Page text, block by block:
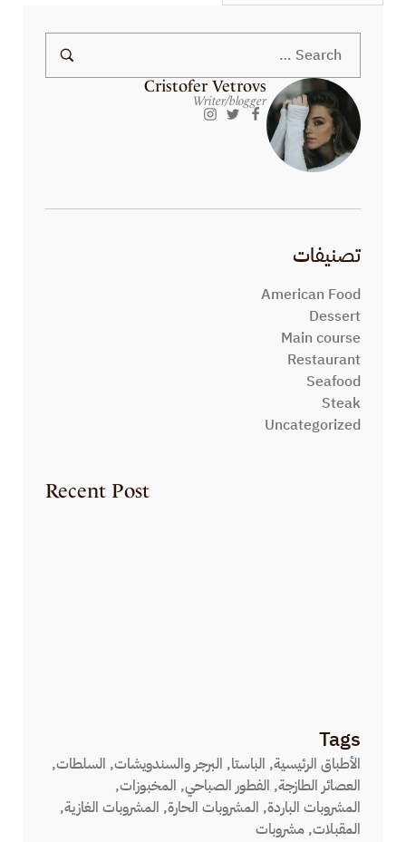
Cristofer Vetrovs
Writer/blogger
تصنيفات
American Food
Dessert
Main course
Restaurant
Seafood
Steak
Uncategorized
Recent Post
Tags
الأطباق الرئيسية الباستا البرجر والسندويشات السلطات
العصائر الطازجة الفطور الصباحي المخبوزات
المشروبات الباردة المشروبات الحارة المشروبات الغازية
المقبلات مشروبات